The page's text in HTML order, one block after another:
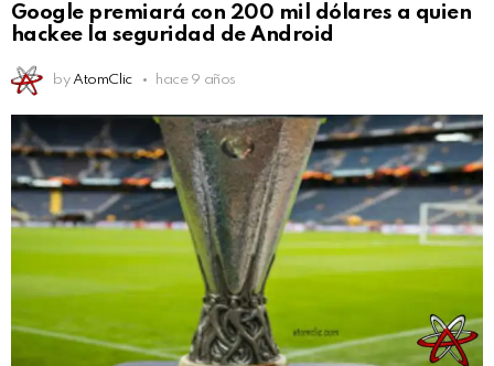
Google premiará con 200 mil dólares a quien
hackee la seguridad de Android
by AtomClic hace 9 años